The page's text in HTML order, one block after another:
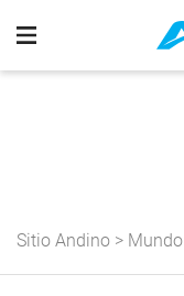
Sitio Andino > Mundo